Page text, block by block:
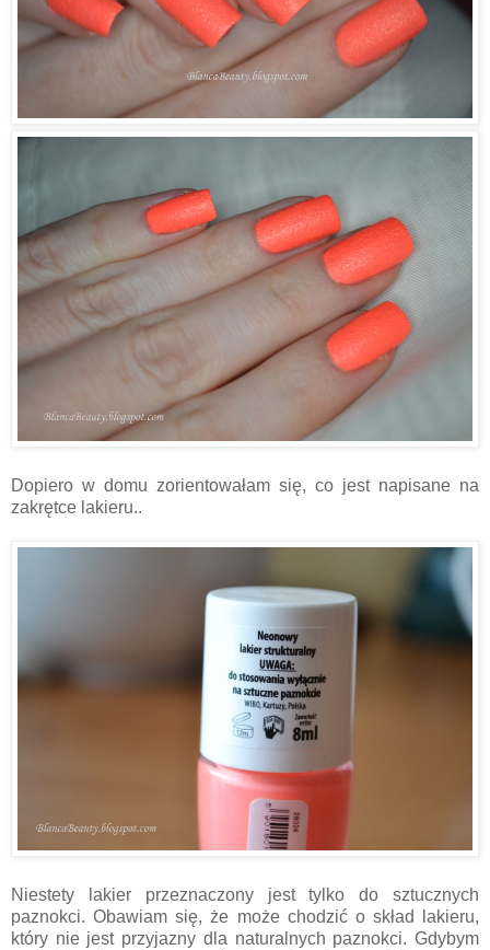
Dopiero w domu zorientowałam się, co jest napisane na
zakrętce lakieru..
Niestety lakier przeznaczony jest tylko do sztucznych
paznokci. Obawiam się, że może chodzić o skład lakieru,
który nie jest przyjazny dla naturalnych paznokci. Gdybym